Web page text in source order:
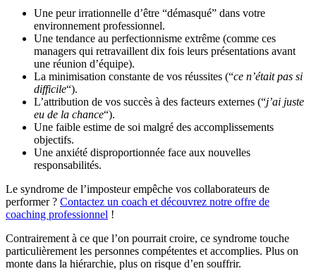
Une peur irrationnelle d’être “démasqué” dans votre
environnement professionnel.
Une tendance au perfectionnisme extrême (comme ces
managers qui retravaillent dix fois leurs présentations avant
une réunion d’équipe).
La minimisation constante de vos réussites (“ce n’était pas si
difficile“).
L’attribution de vos succès à des facteurs externes (“j’ai juste
eu de la chance“).
Une faible estime de soi malgré des accomplissements
objectifs.
Une anxiété disproportionnée face aux nouvelles
responsabilités.
Le syndrome de l’imposteur empêche vos collaborateurs de
performer ? Contactez un coach et découvrez notre offre de
coaching professionnel !
Contrairement à ce que l’on pourrait croire, ce syndrome touche
particulièrement les personnes compétentes et accomplies. Plus on
monte dans la hiérarchie, plus on risque d’en souffrir.